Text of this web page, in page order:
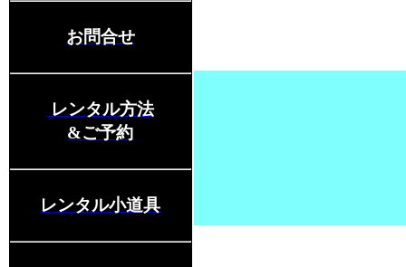
お問合せ
レンタル方法
&ご予約
レンタル小道具